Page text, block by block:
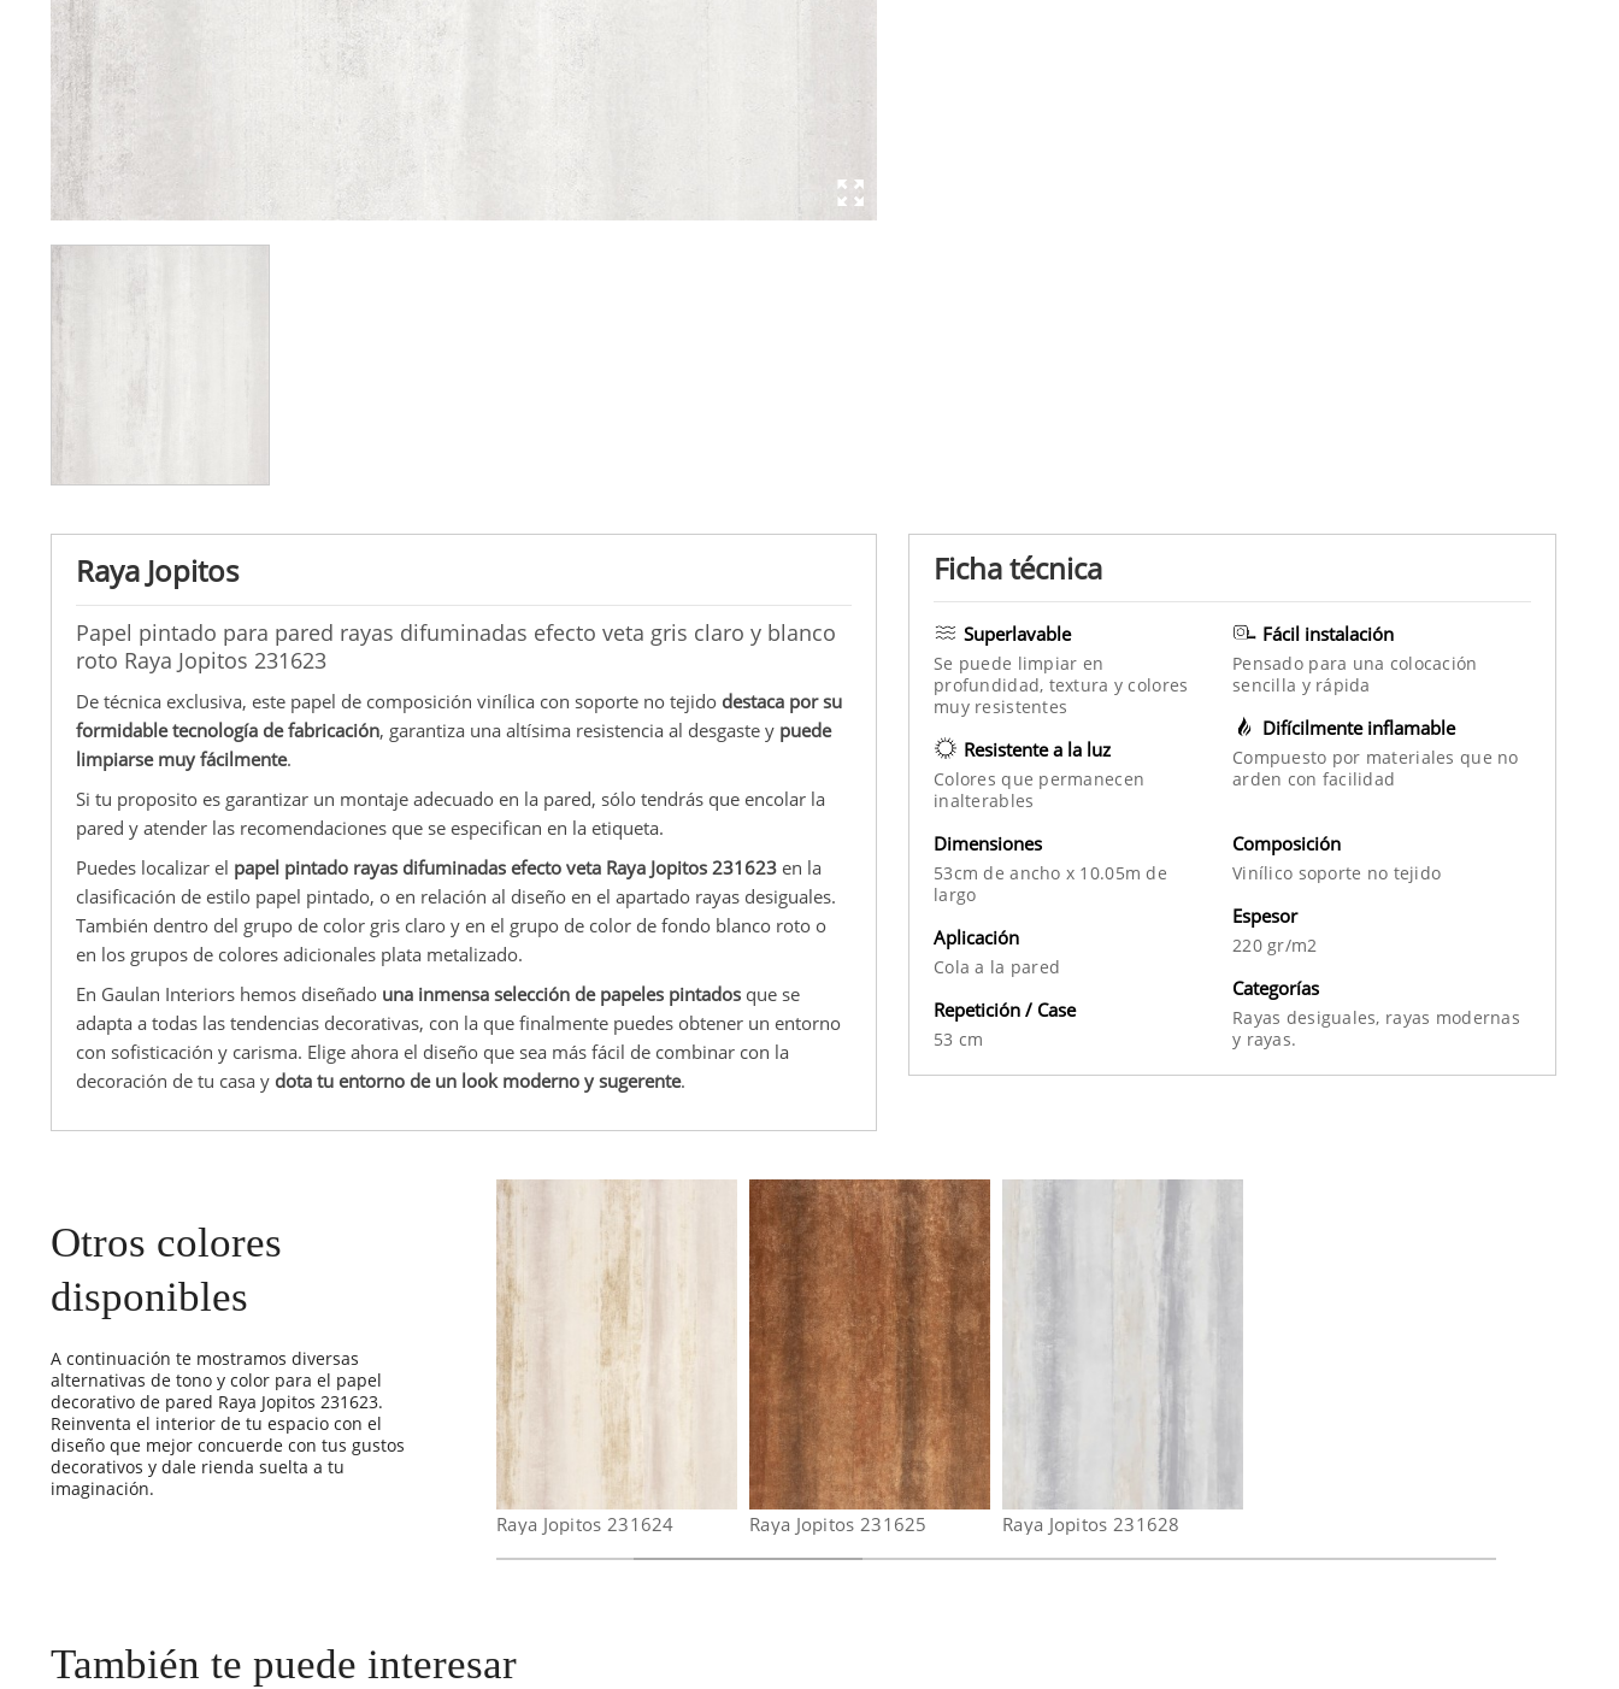
Raya Jopitos
Papel pintado para pared rayas difuminadas efecto veta gris claro y blanco
roto Raya Jopitos 231623
De técnica exclusiva, este papel de composición vinílica con soporte no tejido destaca por su
formidable tecnología de fabricación, garantiza una altísima resistencia al desgaste y puede
limpiarse muy fácilmente.
Si tu proposito es garantizar un montaje adecuado en la pared, sólo tendrás que encolar la
pared y atender las recomendaciones que se especifican en la etiqueta.
Puedes localizar el papel pintado rayas difuminadas efecto veta Raya Jopitos 231623 en la
clasificación de estilo papel pintado, o en relación al diseño en el apartado rayas desiguales.
También dentro del grupo de color gris claro y en el grupo de color de fondo blanco roto o
en los grupos de colores adicionales plata metalizado.
En Gaulan Interiors hemos diseñado una inmensa selección de papeles pintados que se
adapta a todas las tendencias decorativas, con la que finalmente puedes obtener un entorno
con sofisticación y carisma. Elige ahora el diseño que sea más fácil de combinar con la
decoración de tu casa y dota tu entorno de un look moderno y sugerente.
Ficha técnica
Superlavable
Se puede limpiar en
profundidad, textura y colores
muy resistentes
Resistente a la luz
Colores que permanecen
inalterables
Fácil instalación
Pensado para una colocación
sencilla y rápida
Difícilmente inflamable
Compuesto por materiales que no
arden con facilidad
Dimensiones
53cm de ancho x 10.05m de
largo
Aplicación
Cola a la pared
Repetición / Case
53 cm
Composición
Vinílico soporte no tejido
Espesor
220 gr/m2
Categorías
Rayas desiguales, rayas modernas
y rayas.
Otros colores
disponibles
A continuación te mostramos diversas
alternativas de tono y color para el papel
decorativo de pared Raya Jopitos 231623.
Reinventa el interior de tu espacio con el
diseño que mejor concuerde con tus gustos
decorativos y dale rienda suelta a tu
imaginación.
Raya Jopitos 231624 Raya Jopitos 231625 Raya Jopitos 231628
También te puede interesar